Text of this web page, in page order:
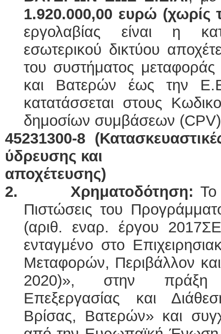
1.920.000,00 ευρώ
εργολαβίας είναι η
εσωτερικού δικτύου
του συστήματος
και Βατερών έως την
κατατάσσεται στους
δημοσίων συμβάσεων
45231300-8
ύδρευσης και
αποχέτευσης)
2.Χρηματοδότηση: Το
Πιστώσεις του
(αριθ. εναρ. έργου
ενταγμένο στο
Μεταφορών, Περιβάλλον
2020)», στην πράξη
Επεξεργασίας και
Βρίσας, Βατερών» και